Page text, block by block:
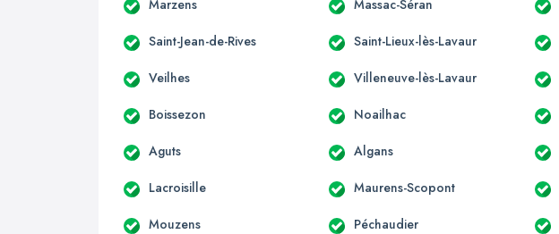
Marzens Massac-Séran
Saint-Jean-de-Rives Saint-Lieux-lès-Lavaur
Veilhes Villeneuve-lès-Lavaur
Boissezon Noailhac
Aguts Algans
Lacroisille Maurens-Scopont
Mouzens Péchaudier